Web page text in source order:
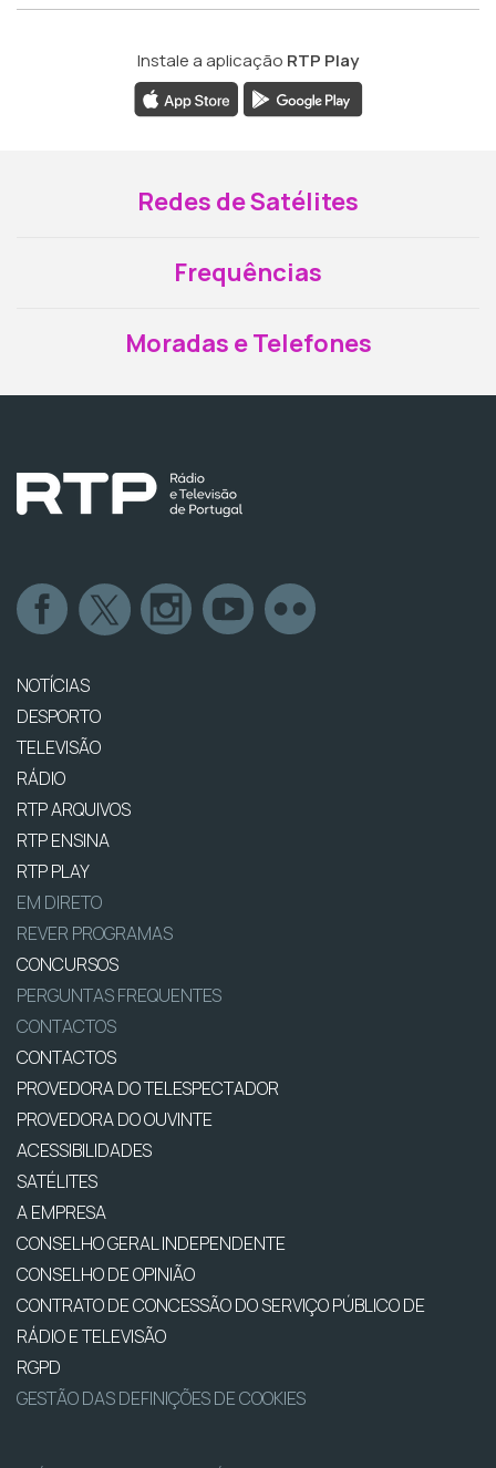
Instale a aplicação RTP Play
Redes de Satélites
Frequências
Moradas e Telefones
NOTÍCIAS
DESPORTO
TELEVISÃO
RÁDIO
RTP ARQUIVOS
RTP ENSINA
RTP PLAY
EM DIRETO
REVER PROGRAMAS
CONCURSOS
PERGUNTAS FREQUENTES
CONTACTOS
CONTACTOS
PROVEDORA DO TELESPECTADOR
PROVEDORA DO OUVINTE
ACESSIBILIDADES
SATÉLITES
A EMPRESA
CONSELHO GERAL INDEPENDENTE
CONSELHO DE OPINIÃO
CONTRATO DE CONCESSÃO DO SERVIÇO PÚBLICO DE
RÁDIO E TELEVISÃO
RGPD
GESTÃO DAS DEFINIÇÕES DE COOKIES